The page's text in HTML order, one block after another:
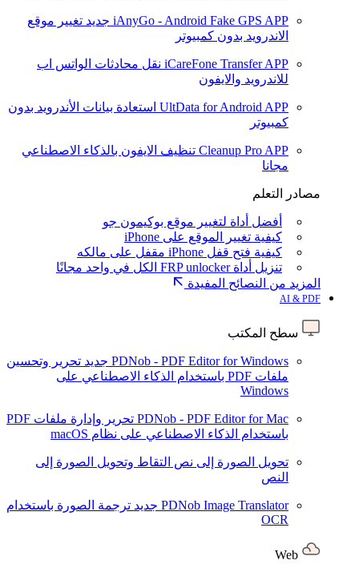
iAnyGo - Android Fake GPS APP جديد تغيير موقع
الاندرويد بدون كمبيوتر
iCareFone Transfer APP نقل محادثات الواتس اب
للاندرويد والايفون
UltData for Android APP استعادة بيانات الأندرويد بدون
كمبيوتر
Cleanup Pro APP تنظيف الايفون بالذكاء الاصطناعي
مجانا
مصادر التعلم
أفضل أداة لتغيير موقع بوكيمون جو
كيفية تغيير الموقع على iPhone
كيفية فتح قفل iPhone مقفل على مالكه
تنزيل أداة FRP unlocker الكل في واحد مجانًا
المزيد من النصائح المفيدة
AI & PDF
سطح المكتب
PDNob - PDF Editor for Windows جديد تحرير وتحسين
ملفات PDF باستخدام الذكاء الاصطناعي على
Windows
PDNob - PDF Editor for Mac
تحرير وإدارة ملفات PDF
باستخدام الذكاء الاصطناعي على نظام macOS
تحويل الصورة إلى نص التقاط وتحويل الصورة إلى
النص
PDNob Image Translator جديد ترجمة الصورة باستخدام
OCR